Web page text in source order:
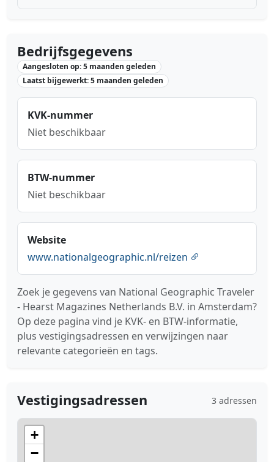
Bedrijfsgegevens
Aangesloten op: 5 maanden geleden
Laatst bijgewerkt: 5 maanden geleden
KVK-nummer
Niet beschikbaar
BTW-nummer
Niet beschikbaar
Website
www.nationalgeographic.nl/reizen
Zoek je gegevens van National Geographic Traveler
- Hearst Magazines Netherlands B.V. in Amsterdam?
Op deze pagina vind je KVK- en BTW-informatie,
plus vestigingsadressen en verwijzingen naar
relevante categorieën en tags.
Vestigingsadressen 3 adressen
+
−